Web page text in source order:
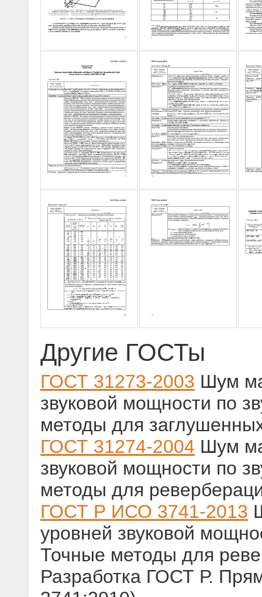
Другие ГОСТы
ГОСТ 31273-2003 Шум
звуковой мощности по
методы для
ГОСТ 31274-2004 Шум
звуковой мощности по
методы для
ГОСТ Р ИСО 3741-2013
уровней звуковой
Точные методы для
Разработка ГОСТ Р.